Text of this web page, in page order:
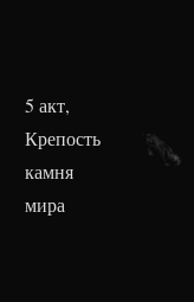
5 акт,
Крепость
камня
мира